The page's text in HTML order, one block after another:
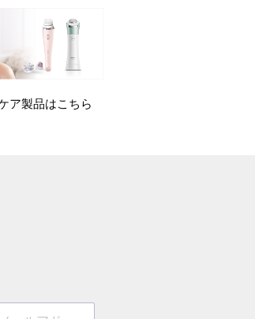
ア製品はこちら